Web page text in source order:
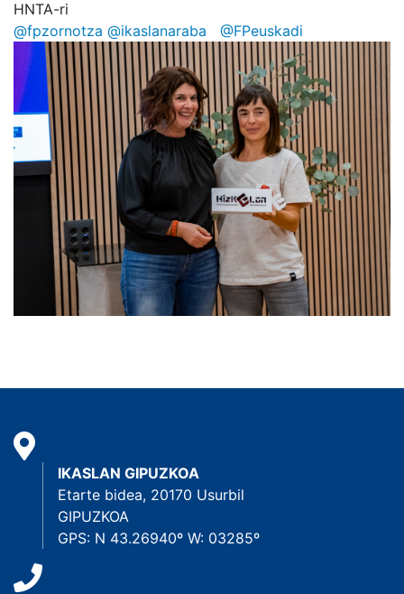
HNTA-ri
@fpzornotza @ikaslanaraba @FPeuskadi
IKASLAN GIPUZKOA
Etarte bidea, 20170 Usurbil
GIPUZKOA
GPS: N 43.26940º W: 03285º